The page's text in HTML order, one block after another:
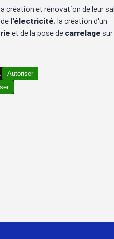
création et rénovation de leur
l'électricité, la création d'un
et de la pose de carrelage
Autoriser